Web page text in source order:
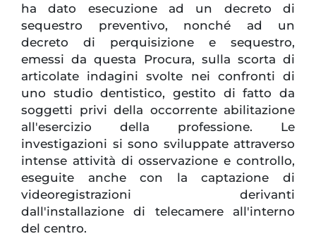
ha dato esecuzione ad un decreto di
sequestro preventivo, nonché ad un
decreto di perquisizione e sequestro,
emessi da questa Procura, sulla scorta di
articolate indagini svolte nei confronti di
uno studio dentistico, gestito di fatto da
soggetti privi della occorrente abilitazione
all'esercizio della professione. Le
investigazioni si sono sviluppate attraverso
intense attività di osservazione e controllo,
eseguite anche con la captazione di
videoregistrazioni derivanti
dall'installazione di telecamere all'interno
del centro.